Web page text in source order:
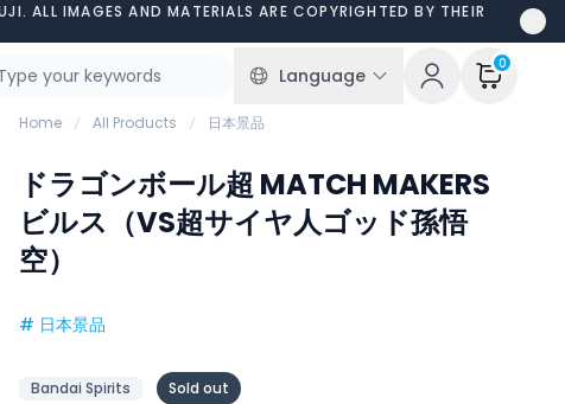
ALL IMAGES AND MATERIALS ARE COPYRIGHTED BY THEIR
Language
0
Home All Products 日本景品
ドラゴンボール超 MATCH MAKERS
ビルス（VS超サイヤ人ゴッド孫悟
空）
# 日本景品
Bandai Spirits Sold out